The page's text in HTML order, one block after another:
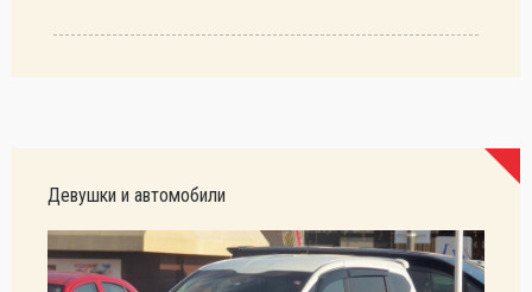
Девушки и автомобили